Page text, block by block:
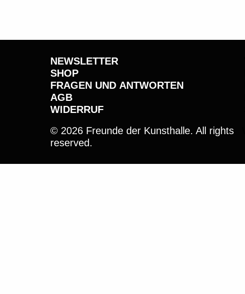
© 2026 Freunde der Kunsthalle. All rights
reserved.
NEWSLETTER
SHOP
FRAGEN UND ANTWORTEN
AGB
WIDERRUF